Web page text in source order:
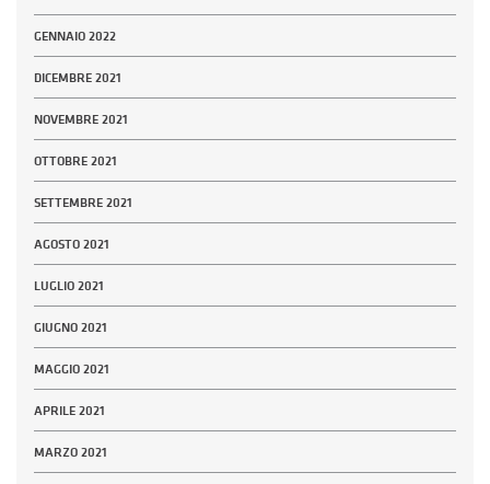
GENNAIO 2022
DICEMBRE 2021
NOVEMBRE 2021
OTTOBRE 2021
SETTEMBRE 2021
AGOSTO 2021
LUGLIO 2021
GIUGNO 2021
MAGGIO 2021
APRILE 2021
MARZO 2021